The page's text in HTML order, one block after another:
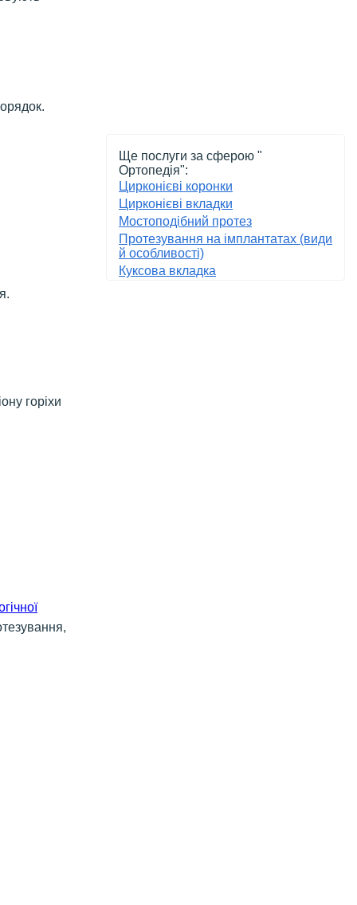
горіхи
Ще послуги за сферою "
Ортопедія":
Цирконієві коронки
Цирконієві вкладки
Мостоподібний протез
Протезування на імплантатах (види
й особливості)
Куксова вкладка